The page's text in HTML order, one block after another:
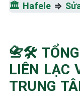
🏛️ Hafele ⇒
📇🛠️
LIÊN LẠC
TRUNG